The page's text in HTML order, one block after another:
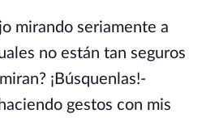
mirando seriamente a
no están tan seguros
¡Búsquenlas!-
gestos con mis